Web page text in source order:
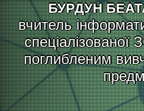
БУРДУН
вчитель
поглибленим